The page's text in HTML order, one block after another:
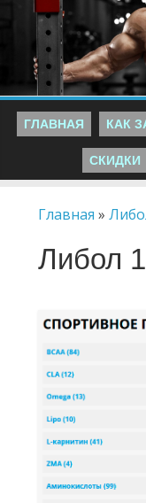
ГЛАВНАЯ КАК
СКИДКИ
Главная »
Либол